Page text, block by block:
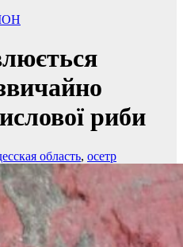
риби
область, осетр